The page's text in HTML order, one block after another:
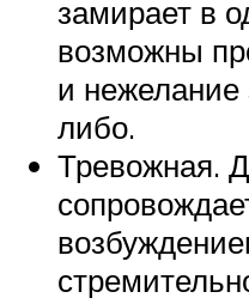
замирает в
возможны
и
либо.
Тревожная.